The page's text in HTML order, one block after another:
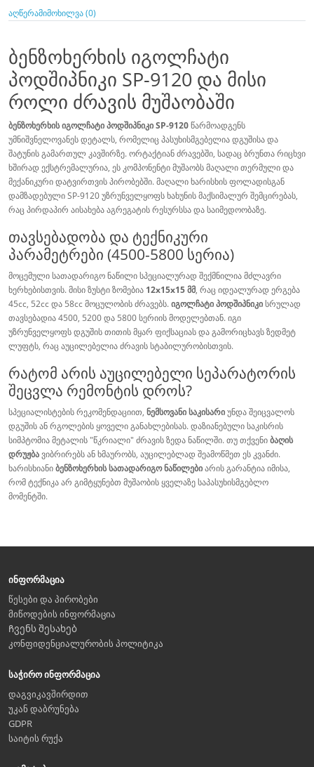
აღწერამიმოხილვა (0)
ბენზოხერხის იგოლჩატი
პოდშიპნიკი SP-9120 და მისი
როლი ძრავის მუშაობაში
ბენზოხერხის იგოლჩატი პოდშიპნიკი SP-9120წარმოადგენს
უმნიშვნელოვანეს დეტალს, რომელიც პასუხისმგებელია დგუშისა და
შატუნის გამართულ კავშირზე. ორტაქტიან ძრავებში, სადაც ბრუნთა რიცხვი
ხშირად ექსტრემალურია, ეს კომპონენტი მუშაობს მაღალი თერმული და
მექანიკური დატვირთვის პირობებში. მაღალი ხარისხის ფოლადისგან
დამზადებული SP-9120 უზრუნველყოფს ხახუნის მაქსიმალურ შემცირებას,
რაც პირდაპირ აისახება აგრეგატის რესურსსა და საიმედოობაზე.
თავსებადობა და ტექნიკური
პარამეტრები (4500-5800 სერია)
მოცემული სათადარიგო ნაწილი სპეციალურად შექმნილია მძლავრი
ხერხებისთვის. მისი ზუსტი ზომებია 12x15x15 მმ, რაც იდეალურად ერგება
45cc, 52cc და 58cc მოცულობის ძრავებს.იგოლჩატი პოდშიპნიკისრულად
თავსებადია 4500, 5200 და 5800 სერიის მოდელებთან. იგი
უზრუნველყოფს დგუშის თითის მყარ ფიქსაციას და გამორიცხავს ზედმეტ
ლუფტს, რაც აუცილებელია ძრავის სტაბილურობისთვის.
რატომ არის აუცილებელი სეპარატორის
შეცვლა რემონტის დროს?
სპეციალისტების რეკომენდაციით, ნემსოვანი საკისარიუნდა შეიცვალოს
დგუშის ან რგოლების ყოველი განახლებისას. დაზიანებული საკისრის
სიმპტომია მეტალის "წკრიალი" ძრავის ზედა ნაწილში. თუ თქვენიბაღის
დრუჟბავიბრირებს ან ხმაურობს, აუცილებლად შეამოწმეთ ეს კვანძი.
ხარისხიანიბენზოხერხის სათადარიგო ნაწილებიარის გარანტია იმისა,
რომ ტექნიკა არ გიმტყუნებთ მუშაობის ყველაზე საპასუხისმგებლო
მომენტში.
ინფორმაცია
წესები და პირობები
მიწოდების ინფორმაცია
Ჩვენს შესახებ
კონფიდენციალურობის პოლიტიკა
საჭირო ინფორმაცია
დაგვიკავშირდით
უკან დაბრუნება
GDPR
საიტის რუქა